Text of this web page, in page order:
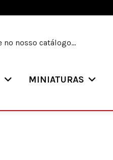
MINIATURAS